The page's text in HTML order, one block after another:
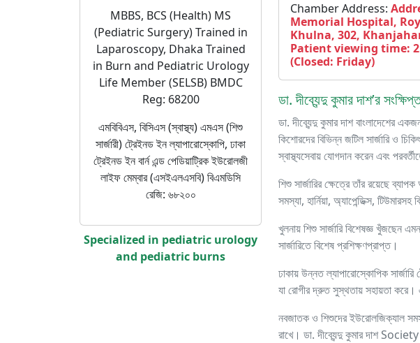
MBBS, BCS (Health) MS
(Pediatric Surgery) Trained in
Laparoscopy, Dhaka Trained
in Burn and Pediatric Urology
Life Member (SELSB) BMDC
Reg: 68200
এমবিবিএস, বিসিএস (স্বাস্থ্য) এমএস (শিশু
সার্জারী) ট্রেইনড ইন ল্যাপারোস্কোপি, ঢাকা
ট্রেইনড ইন বার্ন এন্ড পেডিয়াট্রিক ইউরোলজী
লাইফ মেম্বার (এসইএলএসবি) বিএমডিসি
রেজি: ৬৮২০০
Specialized in pediatric urology
and pediatric burns
Chamber Address:
Memorial Hospital,
Khulna, 302,
Patient viewing time:
(Closed: Friday)
ডা. দীব্যেন্দু কুমার দাশ’র
ডা. দীব্যেন্দু কুমার দাশ
কিশোরদের বিভিন্ন জটিল সার্জারি ও
স্বাস্থ্যসেবায় যোগদান করেন এবং
শিশু সার্জারির ক্ষেত্রে তাঁর রয়েছে
সমস্যা, হার্নিয়া, অ্যাপেন্ডিক্স,
খুলনায় শিশু সার্জারি বিশেষজ্ঞ খুঁজছেন
সার্জারিতে বিশেষ প্রশিক্ষণপ্রাপ্ত।
ঢাকায় উন্নত ল্যাপারোস্কোপিক
যা রোগীর দ্রুত সুস্থতায় সহায়তা
নবজাতক ও শিশুদের ইউরোলজিক্যাল
রাখে। ডা. দীব্যেন্দু কুমার দাশ